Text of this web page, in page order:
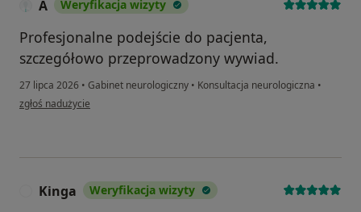
A Weryfikacja wizyty
Profesjonalne podejście do pacjenta,
szczegółowo przeprowadzony wywiad.
27 lipca 2026 • Gabinet neurologiczny • Konsultacja neurologiczna •
w opinii użytkownika A
zgłoś nadużycie
Kinga Weryfikacja wizyty